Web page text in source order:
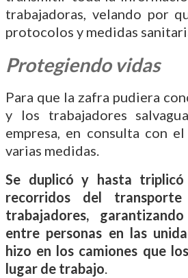
trabajadoras, velando por
protocolos y medidas
Protegiendo vidas
Para que la zafra pudiera
y los trabajadores
empresa, en consulta con
varias medidas.
Se duplicó y hasta
recorridos del
trabajadores,
entre personas en las
hizo en los camiones que
lugar de trabajo.